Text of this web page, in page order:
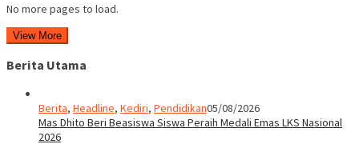
No more pages to load.
View More
Berita Utama
Berita, Headline, Kediri, Pendidikan05/08/2026
Mas Dhito Beri Beasiswa Siswa Peraih Medali Emas LKS Nasional
2026